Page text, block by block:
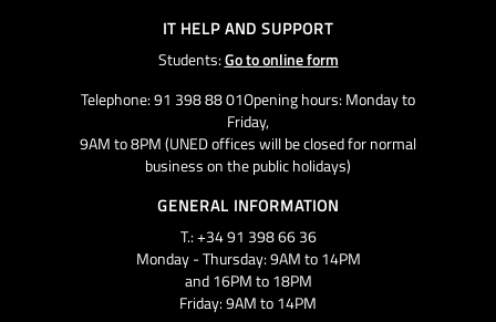
IT HELP AND SUPPORT
Students:Go to online form
Telephone: 91 398 88 01Opening hours: Monday to
Friday,
9AM to 8PM (UNED offices will be closed for normal
business on the public holidays)
GENERAL INFORMATION
T.: +34 91 398 66 36
Monday - Thursday: 9AM to 14PM
and 16PM to 18PM
Friday: 9AM to 14PM